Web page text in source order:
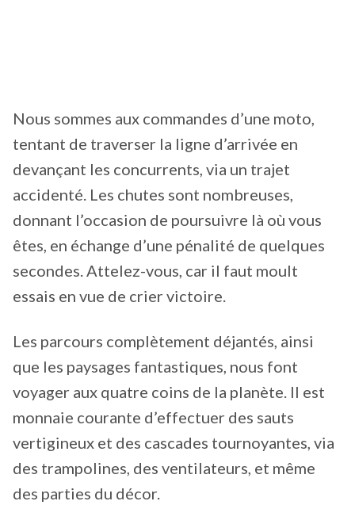
Nous sommes aux commandes d’une moto,
tentant de traverser la ligne d’arrivée en
devançant les concurrents, via un trajet
accidenté. Les chutes sont nombreuses,
donnant l’occasion de poursuivre là où vous
êtes, en échange d’une pénalité de quelques
secondes. Attelez-vous, car il faut moult
essais en vue de crier victoire.
Les parcours complètement déjantés, ainsi
que les paysages fantastiques, nous font
voyager aux quatre coins de la planète. Il est
monnaie courante d’effectuer des sauts
vertigineux et des cascades tournoyantes, via
des trampolines, des ventilateurs, et même
des parties du décor.